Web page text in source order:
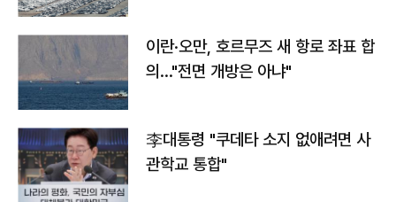
이란·오만, 호르무즈 새 항로 좌표 합
의…"전면 개방은 아냐"
李대통령 "쿠데타 소지 없애려면 사
관학교 통합"